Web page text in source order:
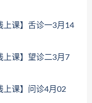
课】舌诊一3月14
课】望诊二3月7
课】问诊4月02